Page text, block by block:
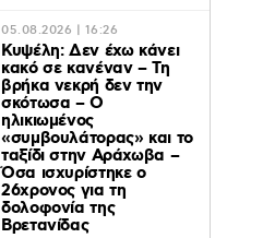
05.08.2026 | 16:26
Κυψέλη: Δεν έχω κάνει
κακό σε κανέναν – Τη
βρήκα νεκρή δεν την
σκότωσα – Ο
ηλικιωμένος
«συμβουλάτορας» και το
ταξίδι στην Αράχωβα –
Όσα ισχυρίστηκε ο
26χρονος για τη
δολοφονία της
Βρετανίδας